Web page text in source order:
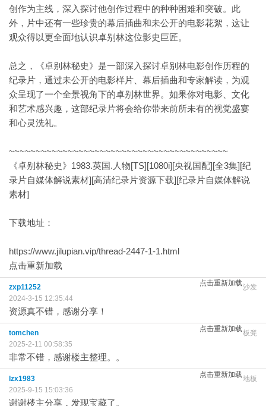
创作为主线，深入探讨他创作过程中的种种困难和突破。此
外，片中还有一些珍贵的幕后插曲和未公开的电影花絮，这让
观众得以更全面地认识卓别林这位影史巨匠。
总之，《卓别林秘史》是一部深入探讨卓别林电影创作历程的
纪录片，通过未公开的电影样片、幕后插曲和专家解读，为观
众呈现了一个全景视角下的卓别林世界。如果你对电影、文化
和艺术感兴趣，这部纪录片将会给你带来前所未有的视觉盛宴
和心灵洗礼。
~~~~~~~~~~~~~~~~~~~~~~~~~~~~~~~~~~~~~~~~~
《卓别林秘史》1983.英国.人物[TS][1080i][央视国配][全3集][纪
录片自媒体解说素材][高清纪录片资源下载][纪录片自媒体解说
素材]
下载地址：
https://www.jilupian.vip/thread-2447-1-1.html
点击重新加载
点击重新加载沙发
zxp11252
2024-3-15 12:35:44
资源真不错，感谢分享！
点击重新加载板凳
tomchen
2025-2-11 00:58:35
非常不错，感谢楼主整理。。
点击重新加载地板
lzx1983
2025-9-15 15:03:36
谢谢楼主分享，发现宝藏了。